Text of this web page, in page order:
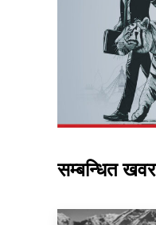
सम्बन्धित खवर